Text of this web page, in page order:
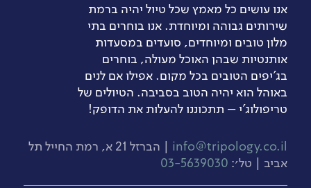
אנו עושים כל מאמץ שכל טיול יהיה ברמת
שירותים גבוהה ומיוחדת. אנו בוחרים בתי
מלון טובים ומיוחדים, סועדים במסעדות
אותנטיות שבהן האוכל מעולה, בוחרים
בג’יפים הטובים בכל מקום. אפילו אם לנים
באוהל הוא יהיה הטוב בסביבה. הטיולים של
טריפולוג'י – תתכוננו להעלות את הדופק!
info@tripology.co.il
| הברזל 21 א, רמת החייל תל
אביב | טל׳: 03-5639030